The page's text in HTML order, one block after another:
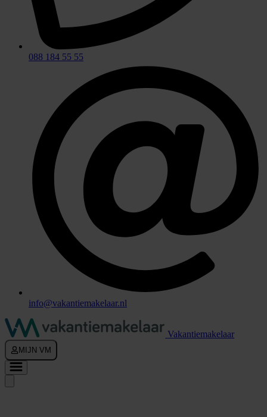
088 184 55 55
info@vakantiemakelaar.nl
Vakantiemakelaar
MIJN VM